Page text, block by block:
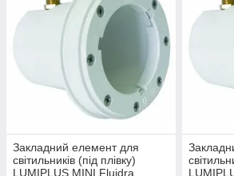
Закладний елемент для
світильників (під плівку)
LUMIPLUS MINI Fluidra